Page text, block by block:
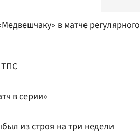
в матче регулярного
ТПС
в серии»
из строя на три недели